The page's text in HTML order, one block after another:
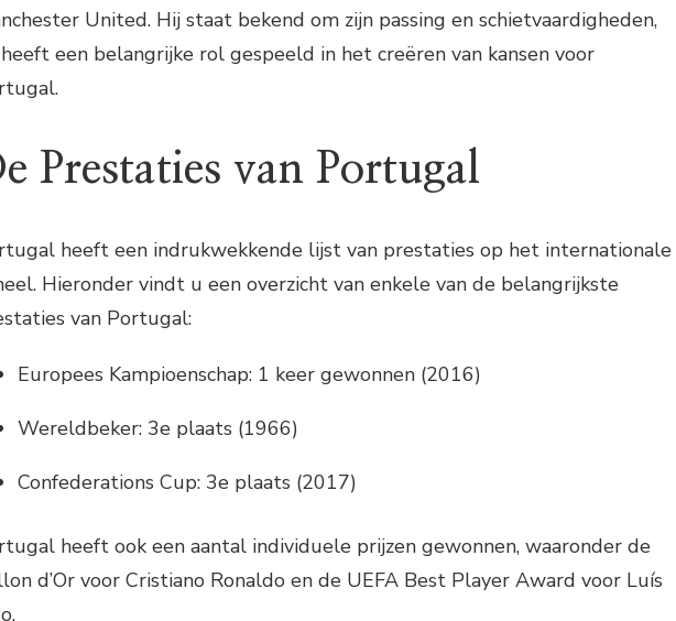
United. Hij staat bekend om zijn passing en schietvaardigheden,
een belangrijke rol gespeeld in het creëren van kansen voor
Prestaties van Portugal
heeft een indrukwekkende lijst van prestaties op het internationale
Hieronder vindt u een overzicht van enkele van de belangrijkste
van Portugal:
Europees Kampioenschap: 1 keer gewonnen (2016)
Wereldbeker: 3e plaats (1966)
Confederations Cup: 3e plaats (2017)
heeft ook een aantal individuele prijzen gewonnen, waaronder de
d’Or voor Cristiano Ronaldo en de UEFA Best Player Award voor Luís